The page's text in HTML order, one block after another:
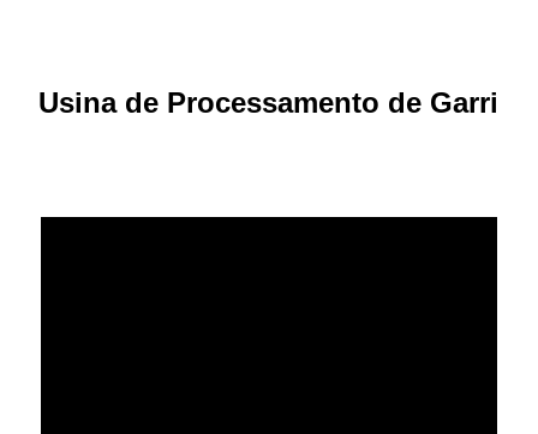
Usina de Processamento de Garri